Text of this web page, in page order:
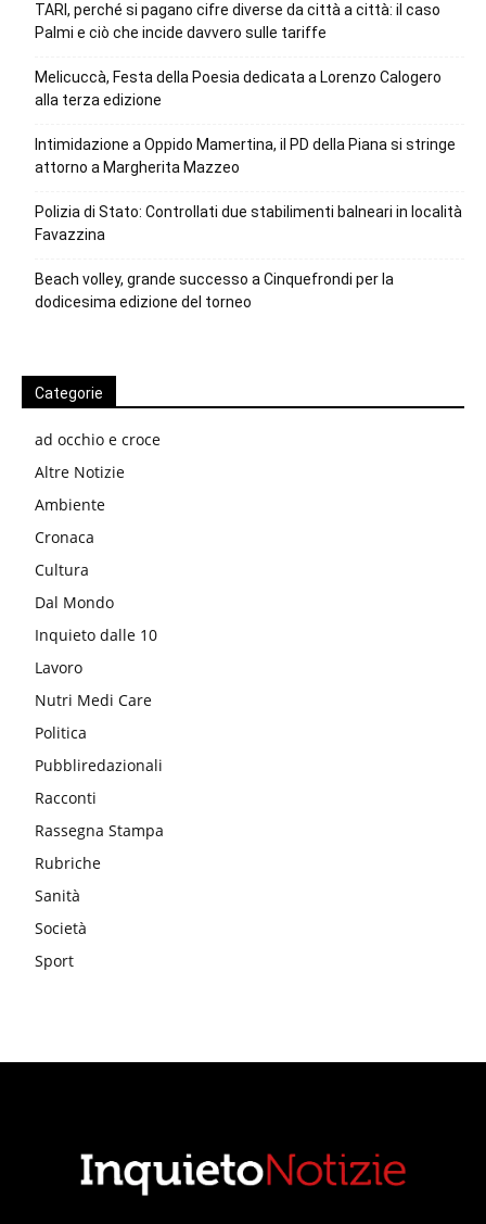
TARI, perché si pagano cifre diverse da città a città: il caso
Palmi e ciò che incide davvero sulle tariffe
Melicuccà, Festa della Poesia dedicata a Lorenzo Calogero
alla terza edizione
Intimidazione a Oppido Mamertina, il PD della Piana si stringe
attorno a Margherita Mazzeo
Polizia di Stato: Controllati due stabilimenti balneari in località
Favazzina
Beach volley, grande successo a Cinquefrondi per la
dodicesima edizione del torneo
Categorie
ad occhio e croce
Altre Notizie
Ambiente
Cronaca
Cultura
Dal Mondo
Inquieto dalle 10
Lavoro
Nutri Medi Care
Politica
Pubbliredazionali
Racconti
Rassegna Stampa
Rubriche
Sanità
Società
Sport